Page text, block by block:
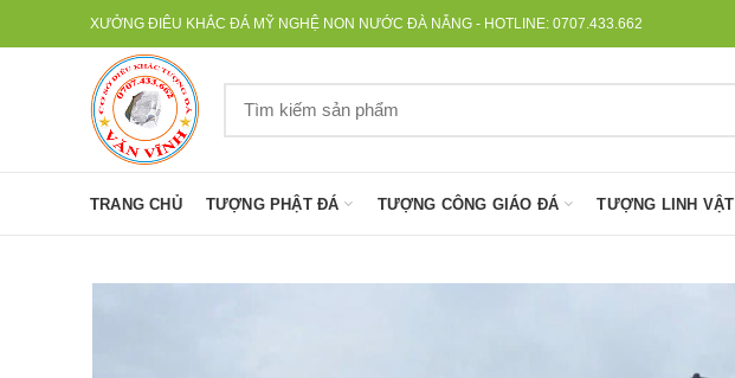
XƯỞNG ĐIÊU KHẮC ĐÁ MỸ NGHỆ NON NƯỚC ĐÀ NẴNG - HOTLINE: 0707.433.662
TRANG CHỦ TƯỢNG PHẬT ĐÁ TƯỢNG CÔNG GIÁO ĐÁ TƯỢNG LINH VẬT